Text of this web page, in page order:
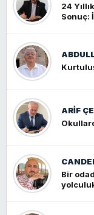
24
Sonuç:
ARIF
Bir